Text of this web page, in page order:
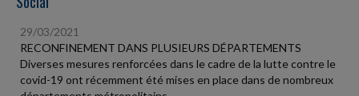
29/03/2021
RECONFINEMENT DANS PLUSIEURS DÉPARTEMENTS
Diverses mesures renforcées dans le cadre de la lutte contre le
covid-19 ont récemment été mises en place dans de nombreux